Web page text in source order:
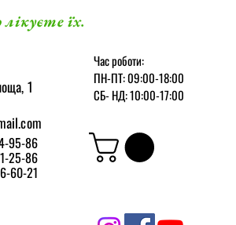
їх.
1
95-86
25-86
60-21
Час роботи:
ПН-ПТ: 09:00-18:00
СБ- НД: 10:00-17:00